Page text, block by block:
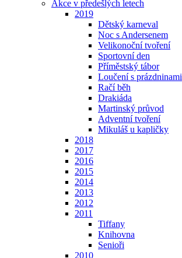
Akce v předešlých letech
2019
Dětský karneval
Noc s Andersenem
Velikonoční tvoření
Sportovní den
Příměstský tábor
Loučení s prázdninami
Račí běh
Drakiáda
Martinský průvod
Adventní tvoření
Mikuláš u kapličky
2018
2017
2016
2015
2014
2013
2012
2011
Tiffany
Knihovna
Senioři
2010